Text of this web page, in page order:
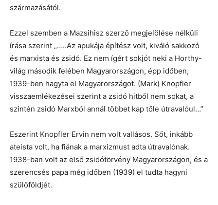
származásától.
Ezzel szemben a Mazsihisz szerző megjelölése nélküli
írása szerint „…..Az apukája építész volt, kiváló sakkozó
és marxista és zsidó. Ez nem ígért sokjót neki a Horthy-
világ második felében Magyarországon, épp időben,
1939-ben hagyta el Magyarországot. (Mark) Knopfler
visszaemlékezései szerint a zsidó hitből nem sokat, a
szintén zsidó Marxból annál többet kap tőle útravalóul…”
Eszerint Knopfler Ervin nem volt vallásos. Sőt, inkább
ateista volt, ha fiának a marxizmust adta útravalónak.
1938-ban volt az első zsidótörvény Magyarországon, és a
szerencsés papa még időben (1939) el tudta hagyni
szülőföldjét.